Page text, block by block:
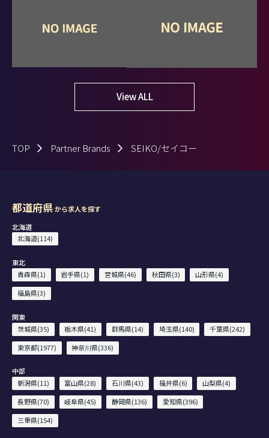
View ALL
TOP Partner Brands SEIKO/セイコー
都道府県から求人を探す
北海道
北海道(114)
東北
青森県(1)
岩手県(1) 宮城県(46) 秋田県(3)
山形県(4)
福島県(3)
関東
茨城県(35)
栃木県(41) 群馬県(14) 埼玉県(140)
千葉県(242)
東京都(1977)
神奈川県(336)
中部
新潟県(11)
富山県(28) 石川県(43) 福井県(6)
山梨県(4)
長野県(70)
岐阜県(45) 静岡県(136)
愛知県(396)
三重県(154)